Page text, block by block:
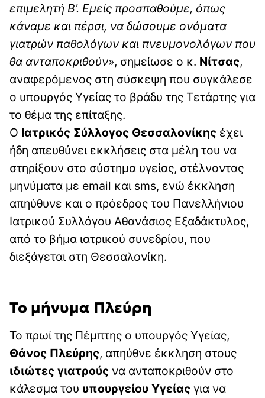
επιμελητή Β'. Εμείς προσπαθούμε, όπως
κάναμε και πέρσι, να δώσουμε ονόματα
γιατρών παθολόγων και πνευμονολόγων που
θα ανταποκριθούν», σημείωσε ο κ. Νίτσας,
αναφερόμενος στη σύσκεψη που συγκάλεσε
ο υπουργός Υγείας το βράδυ της Τετάρτης για
το θέμα της επίταξης.
Ο Ιατρικός Σύλλογος Θεσσαλονίκης έχει
ήδη απευθύνει εκκλήσεις στα μέλη του να
στηρίξουν στο σύστημα υγείας, στέλνοντας
μηνύματα με email και sms, ενώ έκκληση
απηύθυνε και ο πρόεδρος του Πανελλήνιου
Ιατρικού Συλλόγου Αθανάσιος Εξαδάκτυλος,
από το βήμα ιατρικού συνεδρίου, που
διεξάγεται στη Θεσσαλονίκη.
Το μήνυμα Πλεύρη
Το πρωί της Πέμπτης ο υπουργός Υγείας,
Θάνος Πλεύρης, απηύθνε έκκληση στους
ιδιώτες γιατρούς να ανταποκριθούν στο
κάλεσμα του υπουργείου Υγείας για να